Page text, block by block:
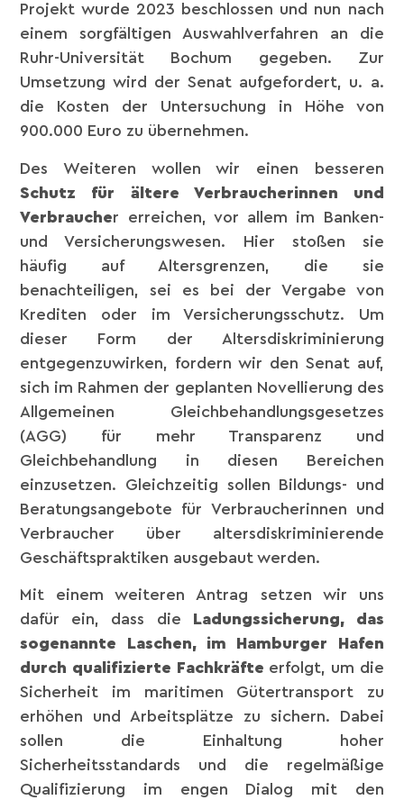
Projekt wurde 2023 beschlossen und nun nach
einem sorgfältigen Auswahlverfahren an die
Ruhr-Universität Bochum gegeben. Zur
Umsetzung wird der Senat aufgefordert, u. a.
die Kosten der Untersuchung in Höhe von
900.000 Euro zu übernehmen.
Des Weiteren wollen wir einen besseren
Schutz für ältere Verbraucherinnen und
Verbraucher erreichen, vor allem im Banken-
und Versicherungswesen. Hier stoßen sie
häufig auf Altersgrenzen, die sie
benachteiligen, sei es bei der Vergabe von
Krediten oder im Versicherungsschutz. Um
dieser Form der Altersdiskriminierung
entgegenzuwirken, fordern wir den Senat auf,
sich im Rahmen der geplanten Novellierung des
Allgemeinen Gleichbehandlungsgesetzes
(AGG) für mehr Transparenz und
Gleichbehandlung in diesen Bereichen
einzusetzen. Gleichzeitig sollen Bildungs- und
Beratungsangebote für Verbraucherinnen und
Verbraucher über altersdiskriminierende
Geschäftspraktiken ausgebaut werden.
Mit einem weiteren Antrag setzen wir uns
dafür ein, dass die Ladungssicherung, das
sogenannte Laschen, im Hamburger Hafen
durch qualifizierte Fachkräfte erfolgt, um die
Sicherheit im maritimen Gütertransport zu
erhöhen und Arbeitsplätze zu sichern. Dabei
sollen die Einhaltung hoher
Sicherheitsstandards und die regelmäßige
Qualifizierung im engen Dialog mit den